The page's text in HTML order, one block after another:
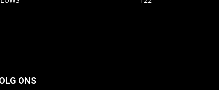
ONS